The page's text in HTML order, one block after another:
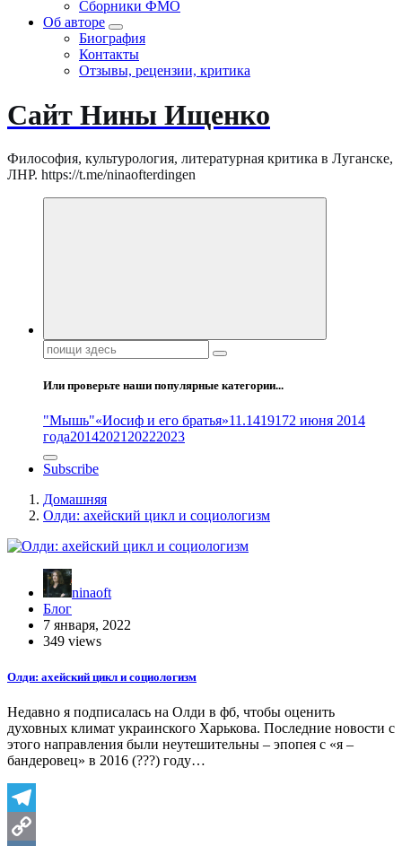
Сборники ФМО
Об авторе
Биография
Контакты
Отзывы, рецензии, критика
Сайт Нины Ищенко
Философия, культурология, литературная критика в Луганске,
ЛНР. https://t.me/ninaofterdingen
Поиск:
Или проверьте наши популярные категории...
"Мышь"«Иосиф и его братья»11.1419172 июня 2014
года2014202120222023
Subscribe
Домашняя
Олди: ахейский цикл и социологизм
ninaoft
Блог
7 января, 2022
349 views
Олди: ахейский цикл и социологизм
Недавно я подписалась на Олди в фб, чтобы оценить
духовных климат украинского Харькова. Последние новости с
этого направления были неутешительны – эпопея с «я –
бандеровец» в 2016 (???) году…
Telegram